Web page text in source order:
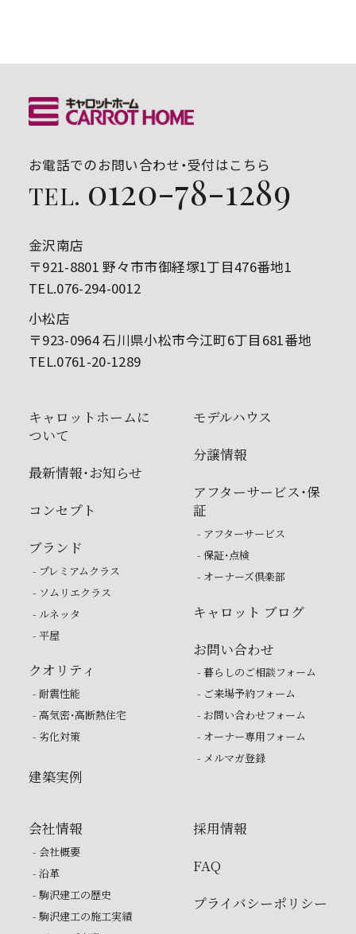
お電話でのお問い合わせ・受付はこちら
TEL. 0120-78-1289
金沢南店
〒921-8801 野々市市御経塚1丁目476番地1
TEL.076-294-0012
小松店
〒923-0964 石川県小松市今江町6丁目681番地
TEL.0761-20-1289
キャロットホームに
ついて
最新情報・お知らせ
コンセプト
ブランド
- プレミアムクラス
- ソムリエクラス
- ルネッタ
- 平屋
クオリティ
- 耐震性能
- 高気密・高断熱住宅
- 劣化対策
建築実例
モデルハウス
分譲情報
アフターサービス・保
証
- アフターサービス
- 保証・点検
- オーナーズ倶楽部
キャロット ブログ
お問い合わせ
- 暮らしのご相談フォーム
- ご来場予約フォーム
- お問い合わせフォーム
- オーナー専用フォーム
- メルマガ登録
会社情報
- 会社概要
- 沿革
- 駒沢建工の歴史
- 駒沢建工の施工実績
採用情報
FAQ
プライバシーポリシー